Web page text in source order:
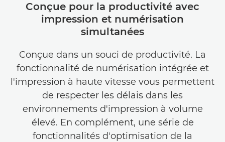
Conçue pour la productivité avec
impression et numérisation
simultanées
Conçue dans un souci de productivité. La
fonctionnalité de numérisation intégrée et
l'impression à haute vitesse vous permettent
de respecter les délais dans les
environnements d'impression à volume
élevé. En complément, une série de
fonctionnalités d'optimisation de la